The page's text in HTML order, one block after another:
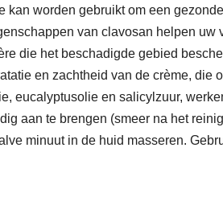
kan worden gebruikt om een
van clavosan helpen uw
die het beschadigde gebied
en zachtheid van de crème, die
eucalyptusolie en salicylzuur,
aan te brengen (smeer na het
minuut in de huid masseren.